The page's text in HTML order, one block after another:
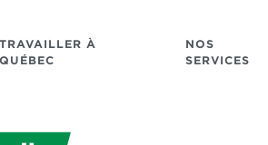
TRAVAILLER À
QUÉBEC
NOS
SERVICES